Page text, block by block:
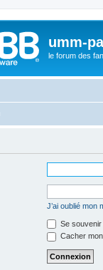
umm-
le forum des
J’ai oublié mon
Se souvenir
Cacher